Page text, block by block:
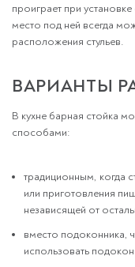
проиграет при
место под ней всегда
расположения стульев.
ВАРИАНТЫ
В кухне барная стойка
способами:
традиционным, когда
или приготовления
независящей от
вместо подоконника,
использовать